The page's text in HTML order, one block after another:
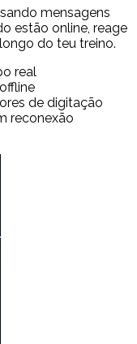
mensagens
estão online, reage
do teu treino.
real
de digitação
reconexão